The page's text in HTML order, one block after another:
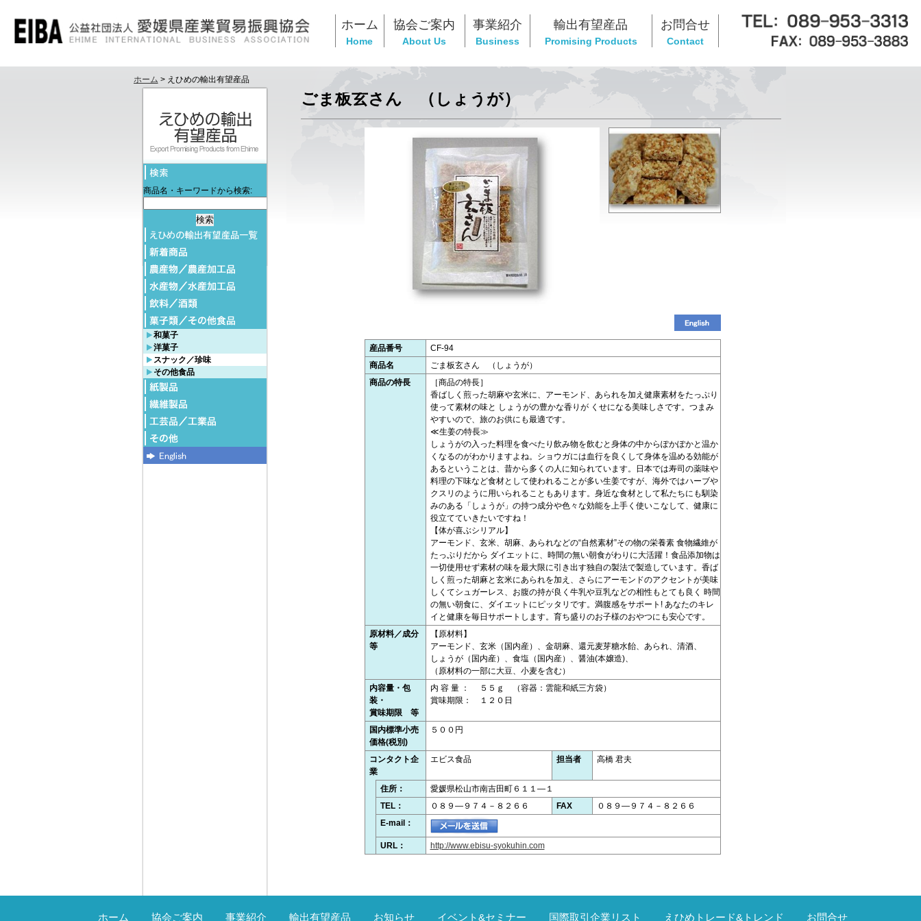
ホーム
Home
協会ご案内
About Us
事業紹介
Business
輸出有望産品
Promising Products
お問合せ
Contact
ホーム > えひめの輸出有望産品
商品名・キーワードから検索:
和菓子
洋菓子
スナック／珍味
その他食品
ごま板玄さん （しょうが）
産品番号
CF-94
商品名
ごま板玄さん （しょうが）
商品の特長
［商品の特長］
香ばしく煎った胡麻や玄米に、アーモンド、あられを加え健康素材をたっぷり
使って素材の味と しょうがの豊かな香りが くせになる美味しさです。つまみ
やすいので、旅のお供にも最適です。
≪生姜の特長≫
しょうがの入った料理を食べたり飲み物を飲むと身体の中からぽかぽかと温か
くなるのがわかりますよね。ショウガには血行を良くして身体を温める効能が
あるということは、昔から多くの人に知られています。日本では寿司の薬味や
料理の下味など食材として使われることが多い生姜ですが、海外ではハーブや
クスリのように用いられることもあります。身近な食材として私たちにも馴染
みのある「しょうが」の持つ成分や色々な効能を上手く使いこなして、健康に
役立てていきたいですね！
【体が喜ぶシリアル】
アーモンド、玄米、胡麻、あられなどの“自然素材”その物の栄養素 食物繊維が
たっぷりだから ダイエットに、時間の無い朝食がわりに大活躍！食品添加物は
一切使用せず素材の味を最大限に引き出す独自の製法で製造しています。香ば
しく煎った胡麻と玄米にあられを加え、さらにアーモンドのアクセントが美味
しくてシュガーレス、お腹の持が良く牛乳や豆乳などの相性もとても良く 時間
の無い朝食に、ダイエットにピッタリです。満腹感をサポート! あなたのキレ
イと健康を毎日サポートします。育ち盛りのお子様のおやつにも安心です。
原材料／成分
等
【原材料】
アーモンド、玄米（国内産）、金胡麻、還元麦芽糖水飴、あられ、清酒、
しょうが（国内産）、食塩（国内産）、醤油(本嬢造)、
（原材料の一部に大豆、小麦を含む）
内容量・包
装・
賞味期限 等
内 容 量 ： ５５ｇ （容器：雲龍和紙三方袋）
賞味期限： １２０日
国内標準小売
価格(税別)
５００円
コンタクト企
業
エビス食品 担当者 高橋 君夫
住所：
愛媛県松山市南吉田町６１１―１
TEL：
０８９―９７４－８２６６ FAX
０８９―９７４－８２６６
E-mail：
URL： http://www.ebisu-syokuhin.com
ホーム 協会ご案内 事業紹介 輸出有望産品 お知らせ イベント&セミナー 国際取引企業リスト えひめトレード&トレンド お問合せ